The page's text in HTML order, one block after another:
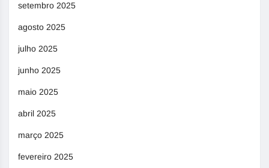
setembro 2025
agosto 2025
julho 2025
junho 2025
maio 2025
abril 2025
março 2025
fevereiro 2025